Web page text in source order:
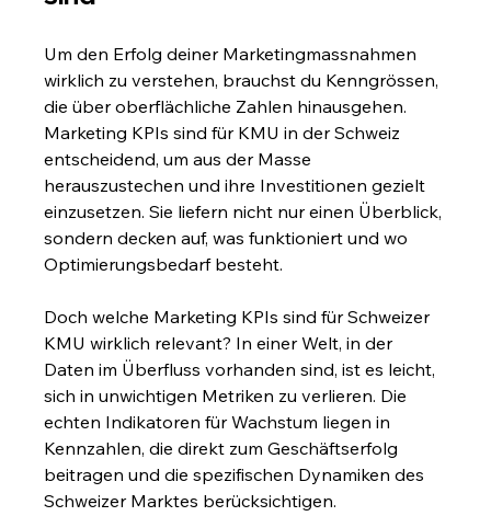
Um den Erfolg deiner Marketingmassnahmen
wirklich zu verstehen, brauchst du Kenngrössen,
die über oberflächliche Zahlen hinausgehen.
Marketing KPIs sind für KMU in der Schweiz
entscheidend, um aus der Masse
herauszustechen und ihre Investitionen gezielt
einzusetzen. Sie liefern nicht nur einen Überblick,
sondern decken auf, was funktioniert und wo
Optimierungsbedarf besteht.
Doch welche Marketing KPIs sind für Schweizer
KMU wirklich relevant? In einer Welt, in der
Daten im Überfluss vorhanden sind, ist es leicht,
sich in unwichtigen Metriken zu verlieren. Die
echten Indikatoren für Wachstum liegen in
Kennzahlen, die direkt zum Geschäftserfolg
beitragen und die spezifischen Dynamiken des
Schweizer Marktes berücksichtigen.